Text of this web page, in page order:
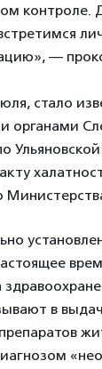
контроле.
—
стало
органами
в